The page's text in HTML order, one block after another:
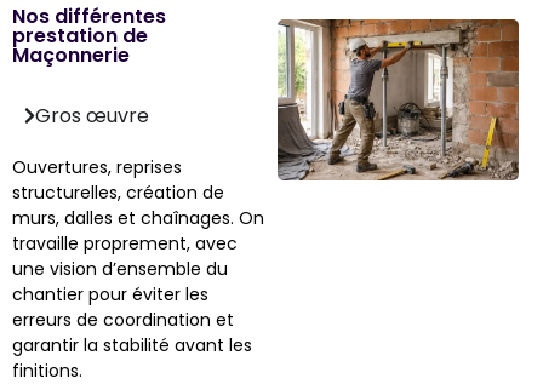
Nos différentes
prestation de
Maçonnerie
Gros œuvre
Ouvertures, reprises
structurelles, création de
murs, dalles et chaînages. On
travaille proprement, avec
une vision d’ensemble du
chantier pour éviter les
erreurs de coordination et
garantir la stabilité avant les
finitions.